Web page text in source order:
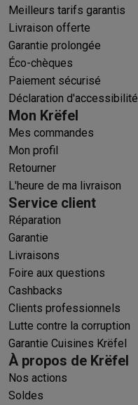
Meilleurs tarifs garantis
Livraison offerte
Garantie prolongée
Éco-chèques
Paiement sécurisé
Déclaration d'accessibilité
Mon Krëfel
Mes commandes
Mon profil
Retourner
L'heure de ma livraison
Service client
Réparation
Garantie
Livraisons
Foire aux questions
Cashbacks
Clients professionnels
Lutte contre la corruption
Garantie Cuisines Krëfel
À propos de Krëfel
Nos actions
Soldes